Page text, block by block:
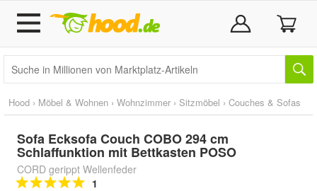
Hood › Möbel & Wohnen › Wohnzimmer › Sitzmöbel › Couches & Sofas
Sofa Ecksofa Couch COBO 294 cm
Schlaffunktion mit Bettkasten POSO
CORD gerippt Wellenfeder
1